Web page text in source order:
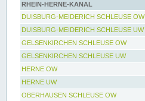
RHEIN-HERNE-KANAL
DUISBURG-MEIDERICH SCHLEUSE OW
DUISBURG-MEIDERICH SCHLEUSE UW
GELSENKIRCHEN SCHLEUSE OW
GELSENKIRCHEN SCHLEUSE UW
HERNE OW
HERNE UW
OBERHAUSEN SCHLEUSE OW